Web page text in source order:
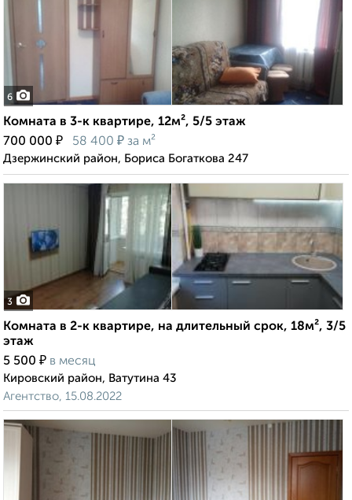
6
Комната в 3-к квартире, 12м², 5/5 этаж
700 000 ₽ 58 400 ₽ за м²
Дзержинский район, Бориса Богаткова 247
3
Комната в 2-к квартире, на длительный срок, 18м², 3/5
этаж
5 500 ₽ в месяц
Кировский район, Ватутина 43
Агентство, 15.08.2022